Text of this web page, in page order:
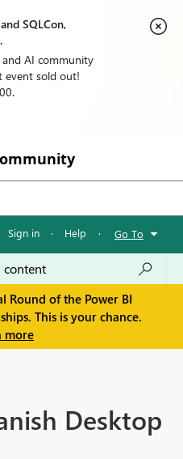
SQLCon,
and AI community
event sold out!
Sign in · Help · Go To
Round of the Power BI
This is your chance.
more
Desktop